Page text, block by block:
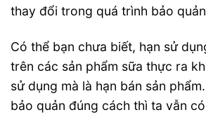
thay đổi trong quá trình bảo
Có thể bạn chưa biết, hạn sử
trên các sản phẩm sữa thực ra
sử dụng mà là hạn bán sản
bảo quản đúng cách thì ta vẫn